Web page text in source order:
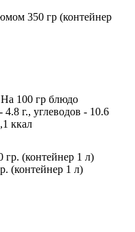
350 гр (контейнер
100 гр блюдо
г., углеводов - 10.6
ккал
(контейнер 1 л)